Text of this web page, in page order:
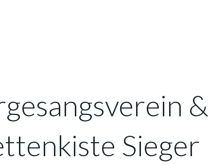
&
Sieger